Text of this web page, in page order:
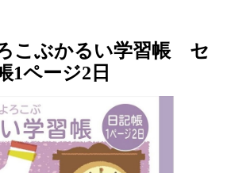
こぶかるい学習帳 セ
1ページ2日